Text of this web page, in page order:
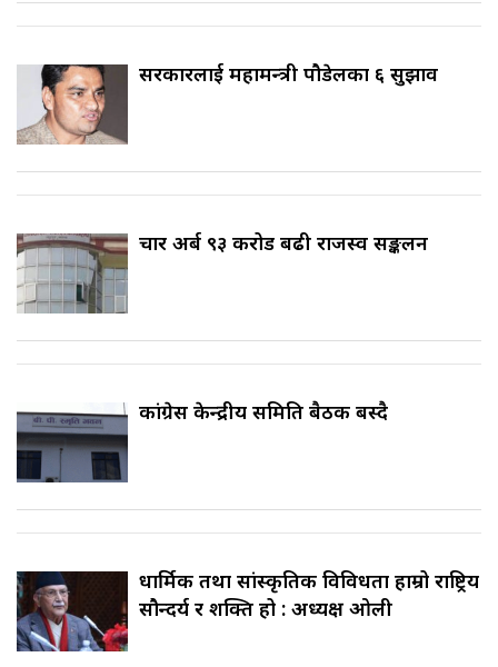
सरकारलाई महामन्त्री पौडेलका ६ सुझाव
चार अर्ब ९३ करोड बढी राजस्व सङ्कलन
कांग्रेस केन्द्रीय समिति बैठक बस्दै
धार्मिक तथा सांस्कृतिक विविधता हाम्रो राष्ट्रिय
सौन्दर्य र शक्ति हो : अध्यक्ष ओली